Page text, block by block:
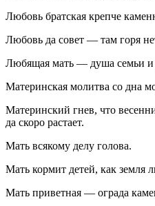
Любовь братская крепче
Любовь да совет — там горя
Любящая мать — душа семьи
Материнская молитва со дна
Материнский гнев, что
да скоро растает.
Мать всякому делу голова.
Мать кормит детей, как земля
Мать приветная — ограда